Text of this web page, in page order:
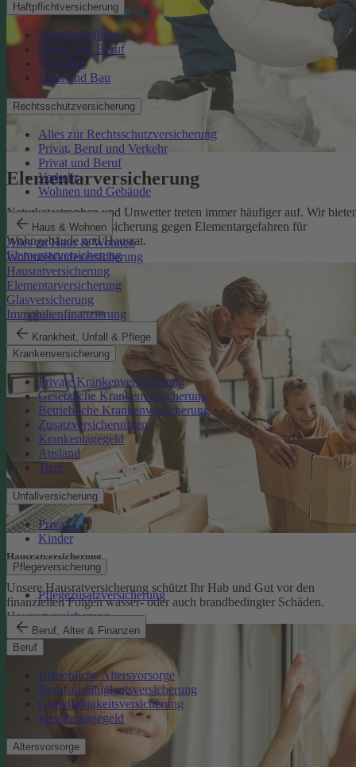
Haftpflichtversicherung
Privathaftpflicht
Dienst und Beruf
Tierhalter
Haus und Bau
Rechtsschutzversicherung
Alles zur Rechtsschutzversicherung
Privat, Beruf und Verkehr
Privat und Beruf
Verkehr
Wohnen und Gebäude
Haus & Wohnen
Alles zu Haus & Wohnen
Wohngebäudeversicherung
Hausratversicherung
Elementarversicherung
Glasversicherung
Immobilienfinanzierung
Krankheit, Unfall & Pflege
Krankenversicherung
Private Krankenversicherung
Gesetzliche Krankenversicherung
Betriebliche Krankenversicherung
Zusatzversicherungen
Krankentagegeld
Ausland
Tiere
Unfallversicherung
Privat
Kinder
Pflegeversicherung
Pflegezusatzversicherung
Beruf, Alter & Finanzen
Beruf
Betriebliche Altersvorsorge
Berufsunfähigkeitsversicherung
Grundfähigkeitsversicherung
Krankentagegeld
Altersvorsorge
Elementarversicherung
Naturkatastrophen und Unwetter treten immer häufiger auf. Wir
eine zuverlässige Absicherung gegen Elementargefahren für
Wohngebäude und Hausrat.
Elementarversicherung
Hausratversicherung
Unsere Hausratversicherung schützt Ihr Hab und Gut vor den
finanziellen Folgen wasser- oder auch brandbedingter Schäden.
Hausratversicherung